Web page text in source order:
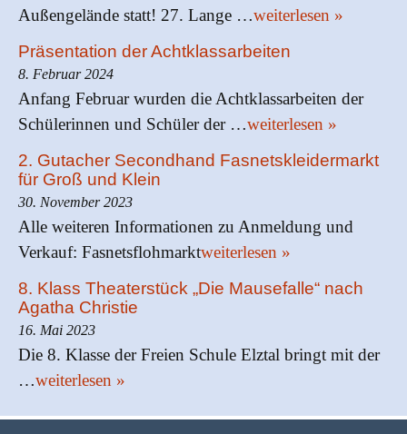
Außengelände statt! 27. Lange …weiterlesen »
Präsentation der Achtklassarbeiten
8. Februar 2024
Anfang Februar wurden die Achtklassarbeiten der
Schülerinnen und Schüler der …weiterlesen »
2. Gutacher Secondhand Fasnetskleidermarkt
für Groß und Klein
30. November 2023
Alle weiteren Informationen zu Anmeldung und
Verkauf: Fasnetsflohmarktweiterlesen »
8. Klass Theaterstück „Die Mausefalle“ nach
Agatha Christie
16. Mai 2023
Die 8. Klasse der Freien Schule Elztal bringt mit der
…weiterlesen »